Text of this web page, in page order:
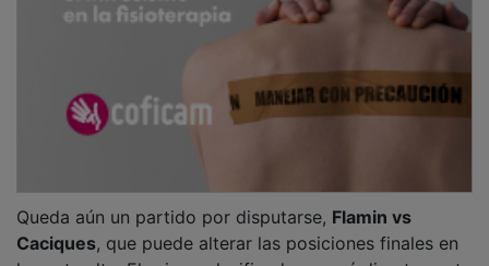
Caciques, que puede alterar las posiciones finales en
la parte alta. El primer clasificado pasará directamente